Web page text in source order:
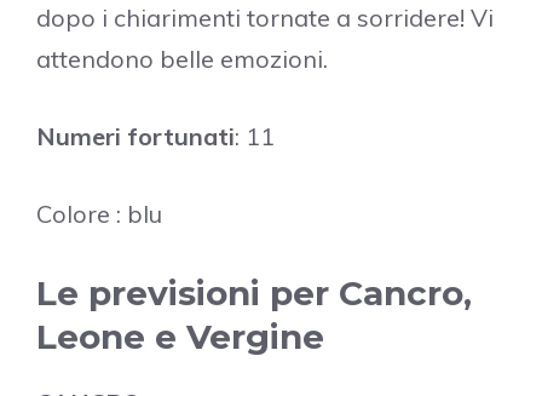
dopo i chiarimenti tornate a sorridere! Vi
attendono belle emozioni.
Numeri fortunati: 11
Colore : blu
Le previsioni per Cancro,
Leone e Vergine